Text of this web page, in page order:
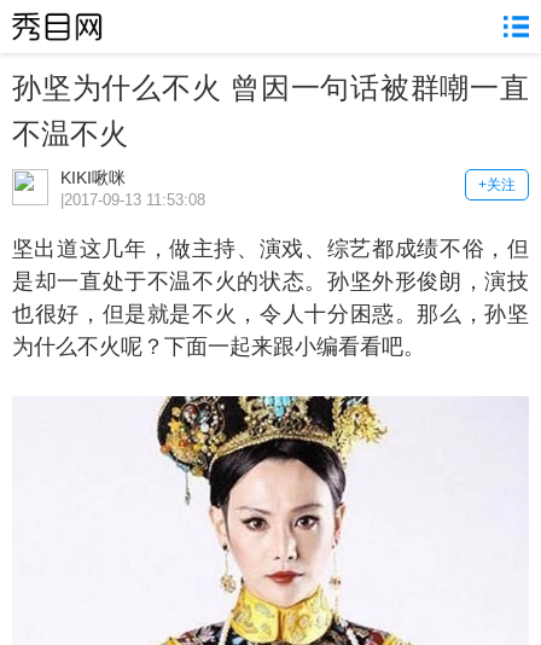
孙坚为什么不火 曾因一句话被群嘲一直
不温不火
KIKI啾咪 +关注
|2017-09-13 11:53:08
出道这几年，做主持、演戏、综艺都成绩不俗，但
是却一直处于不温不火的状态。孙坚外形俊朗，演技
也很好，但是就是不火，令人十分困惑。那么，孙坚
为什么不火呢？下面一起来跟小编看看吧。